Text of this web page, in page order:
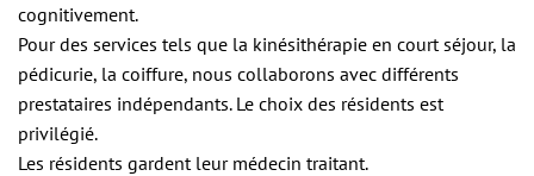
cognitivement.
Pour des services tels que la kinésithérapie en court séjour, la
pédicurie, la coiffure, nous collaborons avec différents
prestataires indépendants. Le choix des résidents est
privilégié.
Les résidents gardent leur médecin traitant.